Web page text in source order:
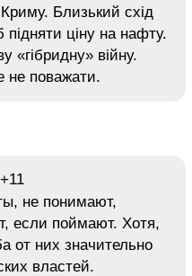
Близький схід
ціну на нафту.
«гібридну» війну.
не поважати.
+11
не понимают,
если поймают. Хотя,
от них значительно
властей.